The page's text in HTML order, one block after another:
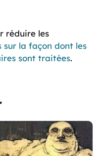
réduire les
sur la façon dont les
sont traitées.